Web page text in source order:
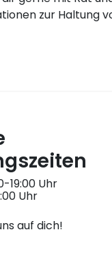
zur Haltung
19:00 Uhr
Uhr
auf dich!